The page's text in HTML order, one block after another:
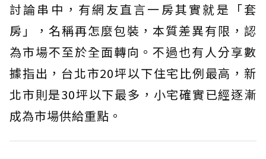
討論串中，有網友直言一房其實就是「套
房」，名稱再怎麼包裝，本質差異有限，認
為市場不至於全面轉向。不過也有人分享數
據指出，台北市20坪以下住宅比例最高，新
北市則是30坪以下最多，小宅確實已經逐漸
成為市場供給重點。